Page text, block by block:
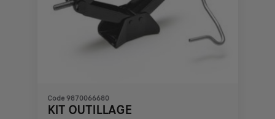
Code 9870066680
KIT OUTILLAGE